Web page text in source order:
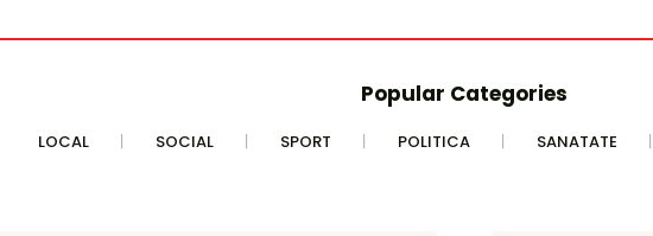
Popular Categories
LOCAL SOCIAL SPORT POLITICA SANATATE